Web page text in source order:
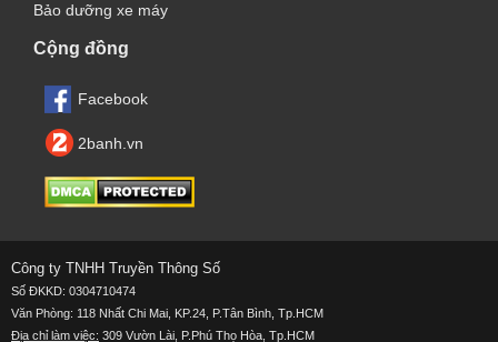
Bảo dưỡng xe máy
Cộng đồng
Facebook
2banh.vn
Công ty TNHH Truyền Thông Số
Số ĐKKD: 0304710474
Văn Phòng: 118 Nhất Chi Mai, KP.24, P.Tân Bình, Tp.HCM
Địa chỉ làm việc: 309 Vườn Lài, P.Phú Thọ Hòa, Tp.HCM